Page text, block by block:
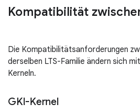
Kompatibilität
Die Kompatibilitätsanforderungen
derselben LTS-Familie ändern sich
Kerneln.
GKI-Kernel